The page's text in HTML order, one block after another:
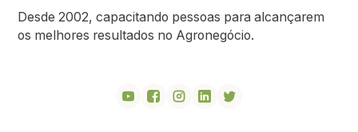
Desde 2002, capacitando pessoas para alcançarem
os melhores resultados no Agronegócio.